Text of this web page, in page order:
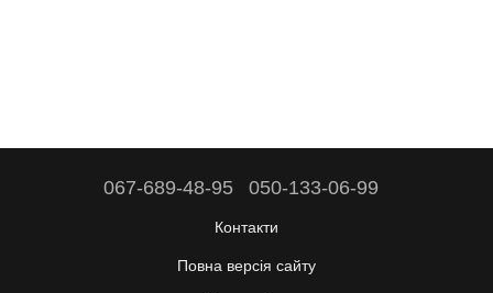
067-689-48-95 050-133-06-99
Контакти
Повна версія сайту